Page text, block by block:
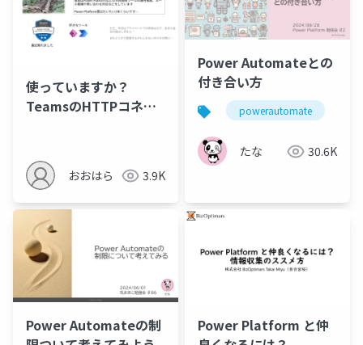
使っていますか？
TeamsのHTTPコネク
おおはら 3.9K
Power Automateとの
付き合い方
powerautomate
たな 30.6K
Power Automateの制
Power Platform と仲